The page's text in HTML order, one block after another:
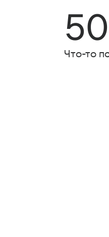
Что-то